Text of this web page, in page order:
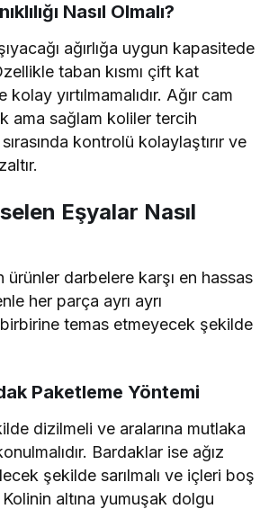
Nasıl Olmalı?
ağırlığa uygun kapasitede
taban kısmı çift kat
yırtılmamalıdır. Ağır cam
ama sağlam koliler tercih
kontrolü kolaylaştırır ve
Eşyalar Nasıl
ürünler darbelere karşı en hassas
her parça ayrı ayrı
temas etmeyecek şekilde
Paketleme Yöntemi
dizilmeli ve aralarına mutlaka
Bardaklar ise ağız
şekilde sarılmalı ve içleri boş
Kolinin altına yumuşak dolgu